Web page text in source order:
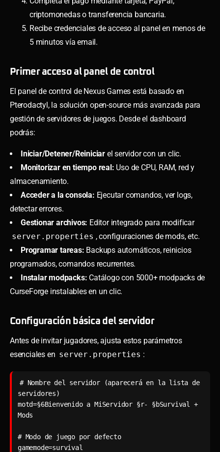
criptomonedas o transferencia bancaria.
Recibe credenciales de acceso al panel en menos de
5 minutos vía email.
Primer acceso al panel de control
El panel de control de Nexus Games está basado en
Pterodactyl, la solución open-source más avanzada para
gestión de servidores de juegos. Desde el dashboard
podrás:
Iniciar/Detener/Reiniciar el servidor con un clic.
Monitorizar en tiempo real: Uso de CPU, RAM, red y
almacenamiento.
Acceder a la consola: Ejecutar comandos, ver logs,
detectar errores.
Gestionar archivos: Editor integrado para modificar
server.properties , configuraciones de mods, etc.
Programar tareas: Backups automáticos, reinicios
programados, comandos recurrentes.
Instalar modpacks: Catálogo con 5000+ modpacks de
CurseForge instalables en un clic.
Configuración básica del servidor
Antes de invitar jugadores, ajusta estos parámetros
esenciales en server.properties :
# Nombre del servidor (aparecerá en la lista de
servidores)
motd=§6Bienvenido a MiServidor §r- §bSurvival +
Mods
# Modo de juego por defecto
gamemode=survival